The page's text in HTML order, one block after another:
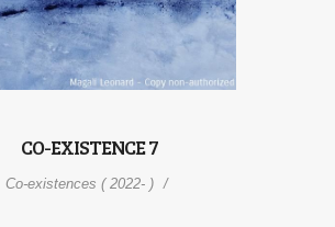
CO-EXISTENCE 7
Co-existences ( 2022- )